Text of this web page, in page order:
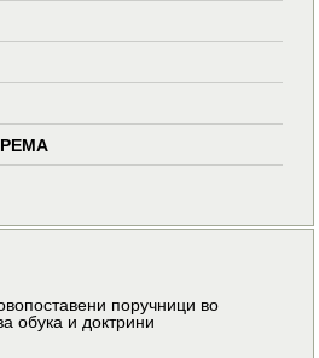
поручници во
обука и доктрини